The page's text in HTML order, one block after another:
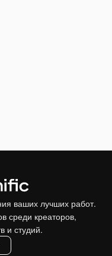
ваших лучших работ.
среди креаторов,
и студий.